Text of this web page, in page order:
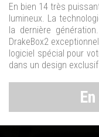
En bien 14 très
lumineux. La
la dernière
DrakeBox2
logiciel spécial pour
dans un design